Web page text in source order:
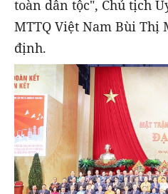
toàn dân tộc", Chủ tịch
MTTQ Việt Nam Bùi Thị
định.